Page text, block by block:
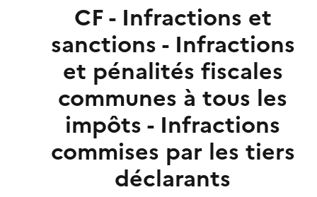
CF - Infractions et
sanctions - Infractions
et pénalités fiscales
communes à tous les
impôts - Infractions
commises par les tiers
déclarants